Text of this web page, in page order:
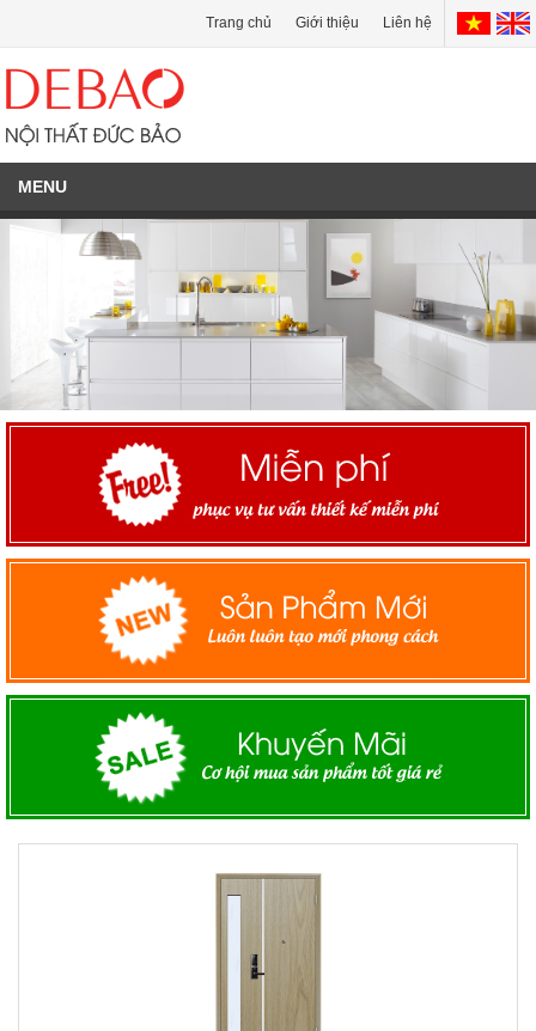
Trang chủ Giới thiệu Liên hệ
MENU